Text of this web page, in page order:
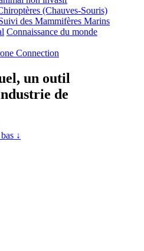
(Chauves-Souris)
des Mammifères Marins
Connaissance du monde
Connection
un outil
de
↓